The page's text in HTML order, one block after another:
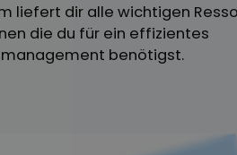
liefert dir alle wichtigen
die du für ein effizientes
benötigst.